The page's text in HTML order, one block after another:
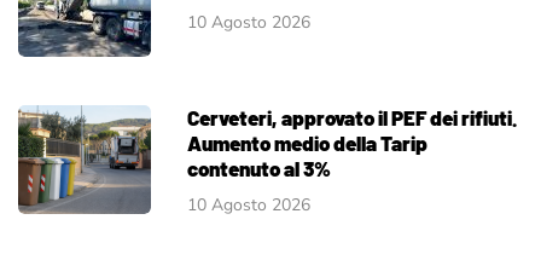
10 Agosto 2026
Cerveteri, approvato il PEF dei rifiuti.
Aumento medio della Tarip
contenuto al 3%
10 Agosto 2026